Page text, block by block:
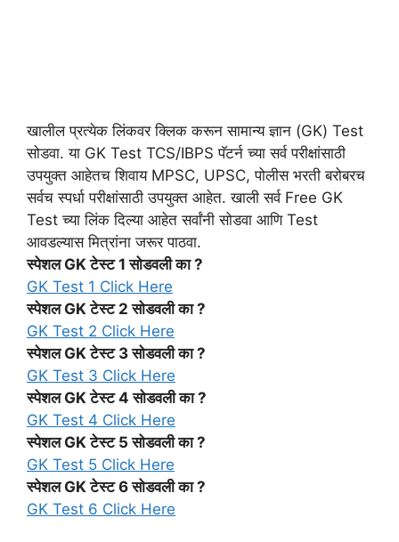
खालील प्रत्येक लिंकवर क्लिक करून सामान्य ज्ञान (GK) Test
सोडवा. या GK Test TCS/IBPS पॅटर्न च्या सर्व परीक्षांसाठी
उपयुक्त आहेतच शिवाय MPSC, UPSC, पोलीस भरती बरोबरच
सर्वच स्पर्धा परीक्षांसाठी उपयुक्त आहेत. खाली सर्व Free GK
Test च्या लिंक दिल्या आहेत सर्वांनी सोडवा आणि Test
आवडल्यास मित्रांना जरूर पाठवा.
स्पेशल GK टेस्ट 1 सोडवली का ?
GK Test 1 Click Here
स्पेशल GK टेस्ट 2 सोडवली का ?
GK Test 2 Click Here
स्पेशल GK टेस्ट 3 सोडवली का ?
GK Test 3 Click Here
स्पेशल GK टेस्ट 4 सोडवली का ?
GK Test 4 Click Here
स्पेशल GK टेस्ट 5 सोडवली का ?
GK Test 5 Click Here
स्पेशल GK टेस्ट 6 सोडवली का ?
GK Test 6 Click Here